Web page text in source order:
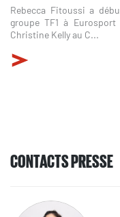
Rebecca Fitoussi a
groupe TF1 à
Christine Kelly au C...
CONTACTS PRESSE